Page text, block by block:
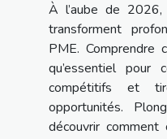
À l’aube de 2026,
transforment
PME. Comprendre
qu’essentiel pour
compétitifs et
opportunités.
découvrir comment